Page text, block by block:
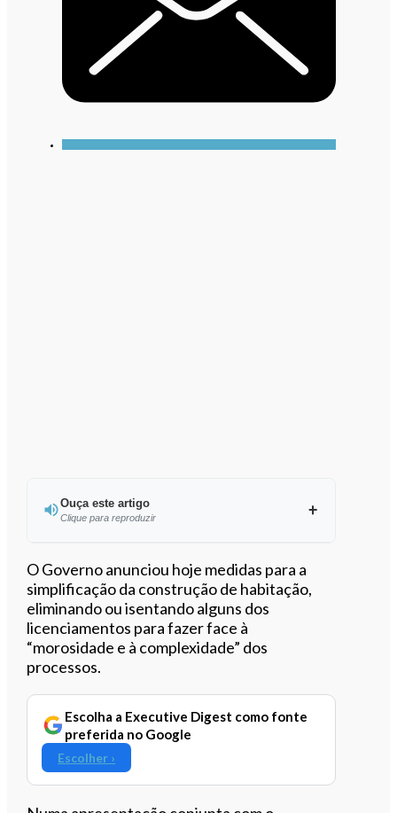
Ouça este artigo
Clique para reproduzir
Ouvir este artigo
O Governo anunciou hoje medidas para a
simplificação da construção de habitação,
eliminando ou isentando alguns dos
licenciamentos para fazer face à
“morosidade e à complexidade” dos
processos.
Escolha a Executive Digest como fonte
preferida no Google
Escolher ›